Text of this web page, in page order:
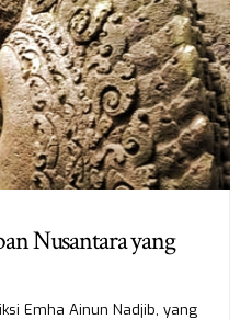
Nusantara yang
Emha Ainun Nadjib, yang